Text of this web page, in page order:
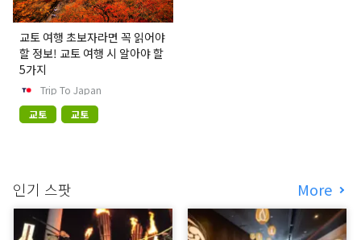
교토 여행 초보자라면 꼭 읽어야
할 정보! 교토 여행 시 알아야 할
5가지
Trip To Japan
교토
교토
인기 스팟 More